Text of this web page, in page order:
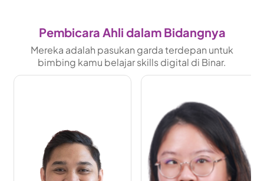
Pembicara Ahli dalam Bidangnya
Mereka adalah pasukan garda terdepan untuk
bimbing kamu belajar skills digital di Binar.